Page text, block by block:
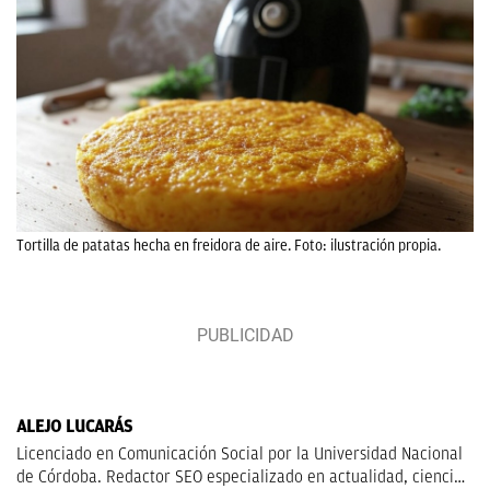
Tortilla de patatas hecha en freidora de aire. Foto: ilustración propia.
ALEJO LUCARÁS
Licenciado en Comunicación Social por la Universidad Nacional
de Córdoba. Redactor SEO especializado en actualidad, ciencia